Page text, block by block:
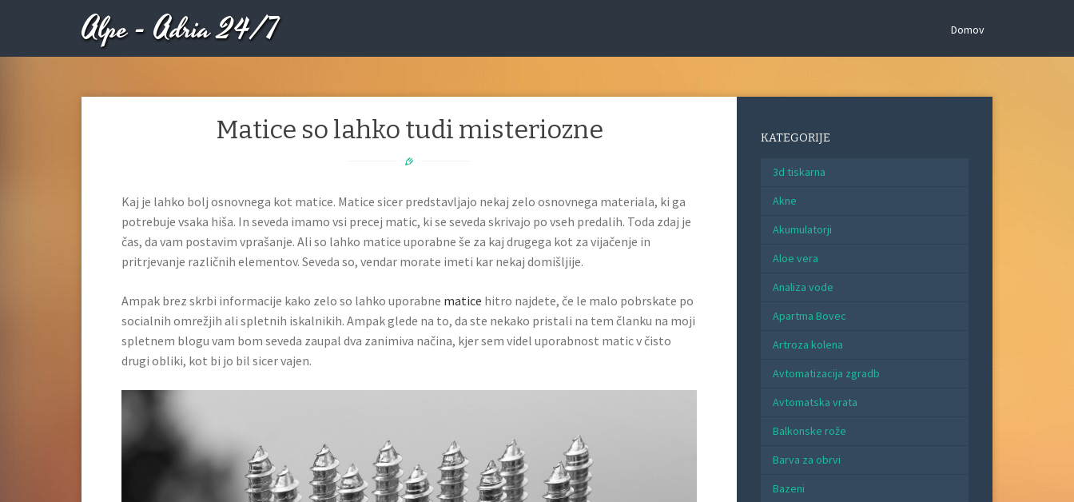
Alpe - Adria 24/7 Domov
Matice so lahko tudi misteriozne
Kaj je lahko bolj osnovnega kot matice. Matice sicer predstavljajo nekaj zelo osnovnega materiala, ki ga
potrebuje vsaka hiša. In seveda imamo vsi precej matic, ki se seveda skrivajo po vseh predalih. Toda zdaj je
čas, da vam postavim vprašanje. Ali so lahko matice uporabne še za kaj drugega kot za vijačenje in
pritrjevanje različnih elementov. Seveda so, vendar morate imeti kar nekaj domišljije.
Ampak brez skrbi informacije kako zelo so lahko uporabne matice hitro najdete, če le malo pobrskate po
socialnih omrežjih ali spletnih iskalnikih. Ampak glede na to, da ste nekako pristali na tem članku na moji
spletnem blogu vam bom seveda zaupal dva zanimiva načina, kjer sem videl uporabnost matic v čisto
drugi obliki, kot bi jo bil sicer vajen.
KATEGORIJE
3d tiskarna
Akne
Akumulatorji
Aloe vera
Analiza vode
Apartma Bovec
Artroza kolena
Avtomatizacija zgradb
Avtomatska vrata
Balkonske rože
Barva za obrvi
Bazeni